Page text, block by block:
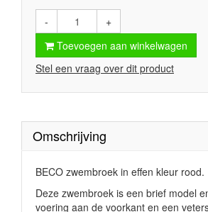
-
+
Toevoegen aan winkelwagen
Stel een vraag over dit product
Omschrijving
BECO zwembroek in effen kleur rood.
Deze zwembroek is een brief model
voering aan de voorkant en een